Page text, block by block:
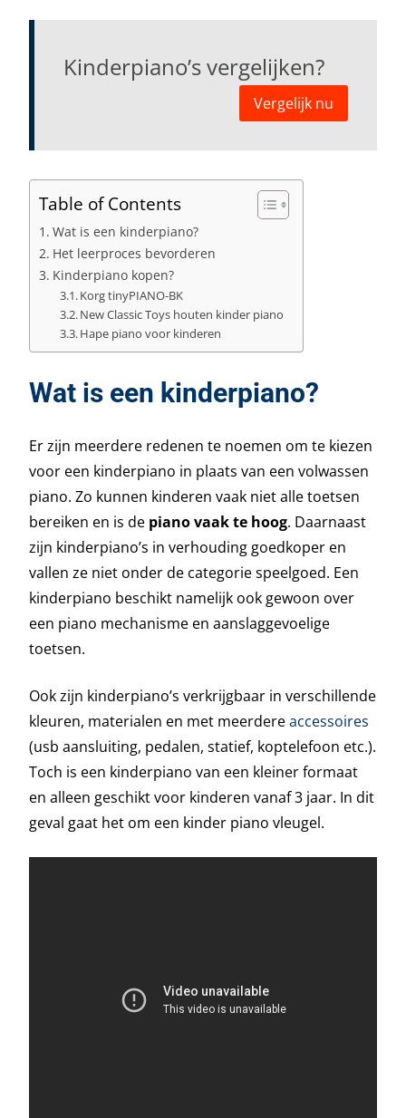
Kinderpiano’s vergelijken?
Vergelijk nu
Table of Contents
Wat is een kinderpiano?
Het leerproces bevorderen
Kinderpiano kopen?
Korg tinyPIANO-BK
New Classic Toys houten kinder piano
Hape piano voor kinderen
Wat is een kinderpiano?
Er zijn meerdere redenen te noemen om te kiezen
voor een kinderpiano in plaats van een volwassen
piano. Zo kunnen kinderen vaak niet alle toetsen
bereiken en is de piano vaak te hoog. Daarnaast
zijn kinderpiano’s in verhouding goedkoper en
vallen ze niet onder de categorie speelgoed. Een
kinderpiano beschikt namelijk ook gewoon over
een piano mechanisme en aanslaggevoelige
toetsen.
Ook zijn kinderpiano’s verkrijgbaar in verschillende
kleuren, materialen en met meerdereaccessoires
(usb aansluiting, pedalen, statief, koptelefoon etc.).
Toch is een kinderpiano van een kleiner formaat
en alleen geschikt voor kinderen vanaf 3 jaar. In dit
geval gaat het om een kinder piano vleugel.